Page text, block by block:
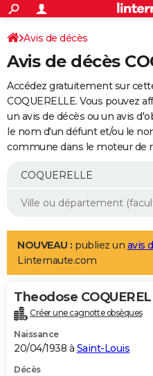
ACTUALITÉS
Politique
Société
Faits Divers
Education
Monde
Villes
+
SPORT
Coupe du monde 2026
Football
Tennis
Cyclisme
Rugby
Forum
Programme TV
TNT
Streaming
Cinéma
Sorties cinéma
Musique
+
FINANCE
Impôts
Immobilier
Risques naturels par ville
Banque
Assurance
Crédit
AUTO
Essais
Réserver un essai
Citadines
Berlines
SUV
Forum auto
+
Mobiles
Meilleur smartphone
Internet
Ordinateurs
Jeux vidéo
Guide high-tech
Aménagement intérieur
LIFESTYLE
Art de vivre
Bien-être
Loisirs
Mode
Modes de vie
Alimentation
Guide de la santé
Maladies
Médicaments
Sommeil
VOYAGE
Destinations
City break
Voyage nature
Voyage de noces
Forum
Climat
+PHOTO
GUIDES D'ACHAT
Avis de décès
Avis de décès
Accédez gratuitement sur
COQUERELLE. Vous pouvez
un avis de décès ou un avis
le nom d'un défunt et/ou le
commune dans le moteur de
NOUVEAU : publiez un avis
Linternaute.com
Theodose
Créer une cagnotte obsèques
Naissance
20/04/1938 à Saint-Louis
Décès